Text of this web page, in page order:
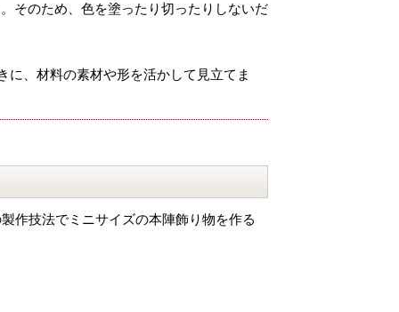
そのため、色を塗ったり切ったりしないだ
に、材料の素材や形を活かして見立てま
作技法でミニサイズの本陣飾り物を作る